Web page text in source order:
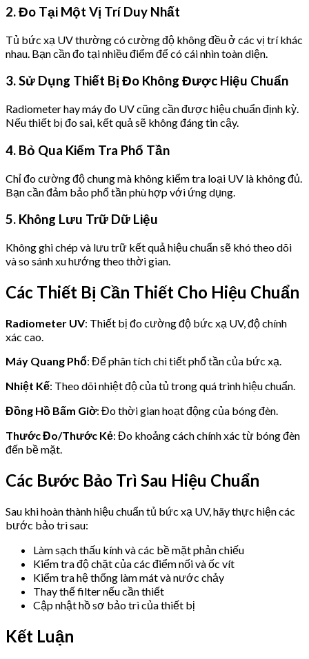
2. Đo Tại Một Vị Trí Duy Nhất
Tủ bức xạ UV thường có cường độ không đều ở các vị trí khác
nhau. Bạn cần đo tại nhiều điểm để có cái nhìn toàn diện.
3. Sử Dụng Thiết Bị Đo Không Được Hiệu Chuẩn
Radiometer hay máy đo UV cũng cần được hiệu chuẩn định kỳ.
Nếu thiết bị đo sai, kết quả sẽ không đáng tin cậy.
4. Bỏ Qua Kiểm Tra Phổ Tần
Chỉ đo cường độ chung mà không kiểm tra loại UV là không đủ.
Bạn cần đảm bảo phổ tần phù hợp với ứng dụng.
5. Không Lưu Trữ Dữ Liệu
Không ghi chép và lưu trữ kết quả hiệu chuẩn sẽ khó theo dõi
và so sánh xu hướng theo thời gian.
Các Thiết Bị Cần Thiết Cho Hiệu Chuẩn
Radiometer UV: Thiết bị đo cường độ bức xạ UV, độ chính
xác cao.
Máy Quang Phổ: Để phân tích chi tiết phổ tần của bức xạ.
Nhiệt Kế: Theo dõi nhiệt độ của tủ trong quá trình hiệu chuẩn.
Đồng Hồ Bấm Giờ: Đo thời gian hoạt động của bóng đèn.
Thước Đo/Thước Kẻ: Đo khoảng cách chính xác từ bóng đèn
đến bề mặt.
Các Bước Bảo Trì Sau Hiệu Chuẩn
Sau khi hoàn thành hiệu chuẩn tủ bức xạ UV, hãy thực hiện các
bước bảo trì sau:
Làm sạch thấu kính và các bề mặt phản chiếu
Kiểm tra độ chặt của các điểm nối và ốc vít
Kiểm tra hệ thống làm mát và nước chảy
Thay thế filter nếu cần thiết
Cập nhật hồ sơ bảo trì của thiết bị
Kết Luận